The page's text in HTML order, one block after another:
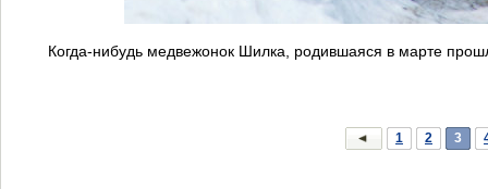
Когда-нибудь медвежонок Шилка, родившаяся в марте
1 2 3